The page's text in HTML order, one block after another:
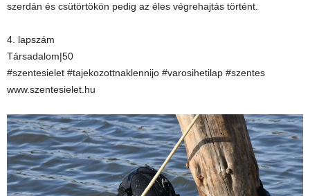
szerdán és csütörtökön pedig az éles végrehajtás történt.
4. lapszám
Társadalom|50
#szentesielet #tajekozottnaklennijo #varosihetilap #szentes
www.szentesielet.hu